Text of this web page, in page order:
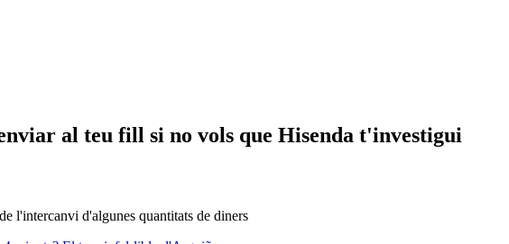
al teu fill si no vols que Hisenda t'investigui
l'intercanvi d'algunes quantitats de diners